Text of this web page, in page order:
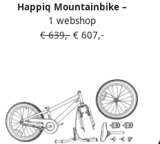
Happiq Mountainbike –
Voor heren – 21
versnellingen hydraulische
vork 27 5 inch (70 cm) wiel –
Green-21
1 webshop
€ 639,- € 607,-